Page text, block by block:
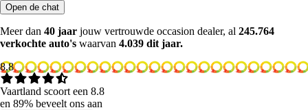
Open de chat
Meer dan 40 jaar jouw vertrouwde occasion dealer, al 245.764
verkochte auto's waarvan 4.039 dit jaar.
8.8
Vaartland scoort een 8.8
en 89% beveelt ons aan